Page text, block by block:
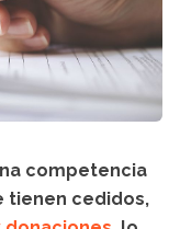
competencia
tienen cedidos,